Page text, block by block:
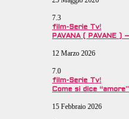
7.3
film-Serie Tv!
PAVANA ( PAVANE )
12 Marzo 2026
7.0
film-Serie Tv!
Come si dice
15 Febbraio 2026